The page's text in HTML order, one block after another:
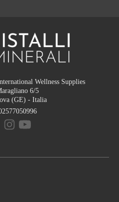
Wellness Supplies
6/5
(GE) - Italia